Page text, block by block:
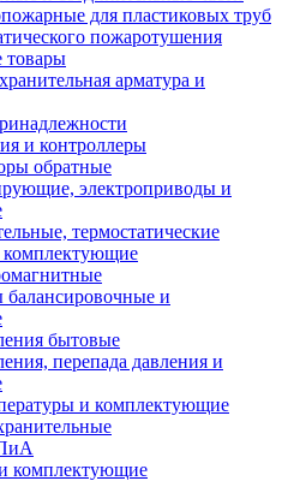
для пластиковых труб
пожаротушения
товары
арматура и
и контроллеры
обратные
электроприводы и
термостатические
комплектующие
и
бытовые
перепада давления и
и комплектующие
комплектующие